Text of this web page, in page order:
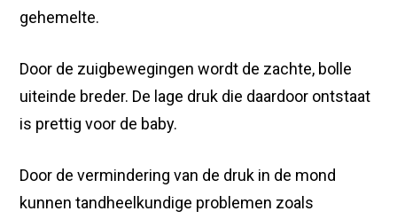
gehemelte.
Door de zuigbewegingen wordt de zachte, bolle
uiteinde breder. De lage druk die daardoor ontstaat
is prettig voor de baby.
Door de vermindering van de druk in de mond
kunnen tandheelkundige problemen zoals